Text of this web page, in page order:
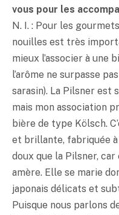
vous pour les
N. I. : Pour les
nouilles est très
mieux l’associer à une
l’arôme ne surpasse
sarasin). La Pilsner est
mais mon association
bière de type Kölsch.
et brillante, fabriquée
doux que la Pilsner, car
amère. Elle se marie
japonais délicats et
Puisque nous parlons